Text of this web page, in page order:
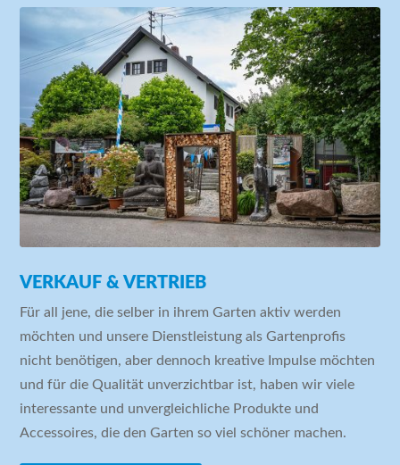
VERKAUF & VERTRIEB
Für all jene, die selber in ihrem Garten aktiv werden
möchten und unsere Dienstleistung als Gartenprofis
nicht benötigen, aber dennoch kreative Impulse möchten
und für die Qualität unverzichtbar ist, haben wir viele
interessante und unvergleichliche Produkte und
Accessoires, die den Garten so viel schöner machen.